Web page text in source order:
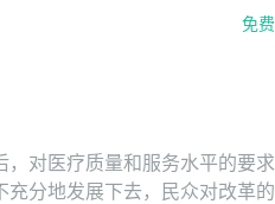
，而现代医学快，因为去因确
但是死亡实际是一个过程。生
年医生，我想让我的病人，我
的时候有质量、有尊严，死的
免费
对医疗质量和服务水平的要求
分地发展下去，民众对改革的